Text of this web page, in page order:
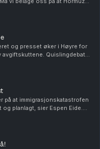
betalingsmur i uoverskuelig
og presset øker i Høyre for
avgiftskuttene. Quislingdebatt i
er aktualisert i
på at immigrasjonskatastrofen
og planlagt, sier Espen Eide.
samlede velferdsytelser er